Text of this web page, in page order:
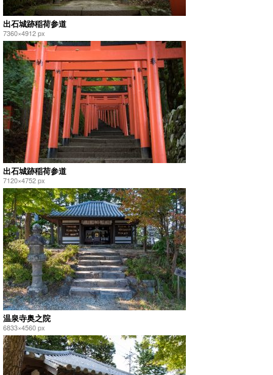
出石城跡稲荷参道
7360×4912 px
出石城跡稲荷参道
7120×4752 px
温泉寺奥之院
6833×4560 px